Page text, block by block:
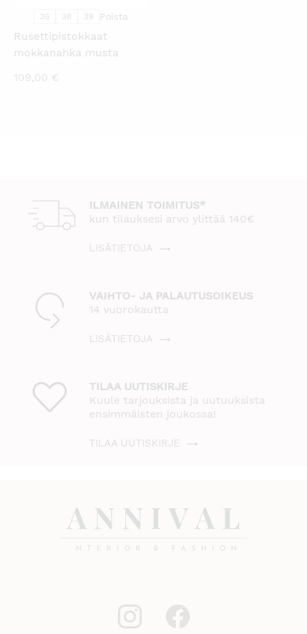
36 38 39 Poista
Rusettipistokkaat
mokkanahka musta
109,00 €
ILMAINEN TOIMITUS*
kun tilauksesi arvo ylittää 140€
LISÄTIETOJA
VAIHTO- JA PALAUTUSOIKEUS
14 vuorokautta
LISÄTIETOJA
TILAA UUTISKIRJE
Kuule tarjouksista ja uutuuksista
ensimmäisten joukossa!
TILAA UUTISKIRJE